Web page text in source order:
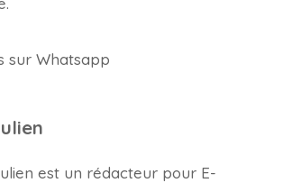
sur Whatsapp
est un rédacteur pour E-